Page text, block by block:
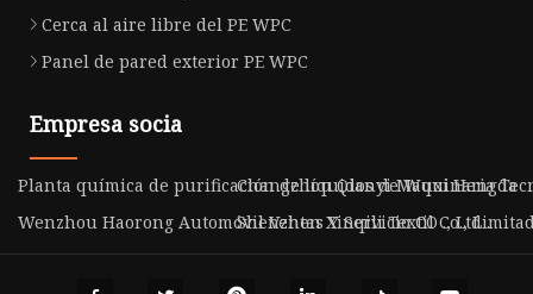
Cerca al aire libre del PE WPC
Panel de pared exterior PE WPC
Empresa socia
Planta química de purificación de líquidos de Wuxi Hengda
Changzhou Qianyi Maquinaria
Wenzhou Haorong Automóvil Ventas Y Servicio CO ., Ltd .
Shenzhen Xinqili Textil Co.,